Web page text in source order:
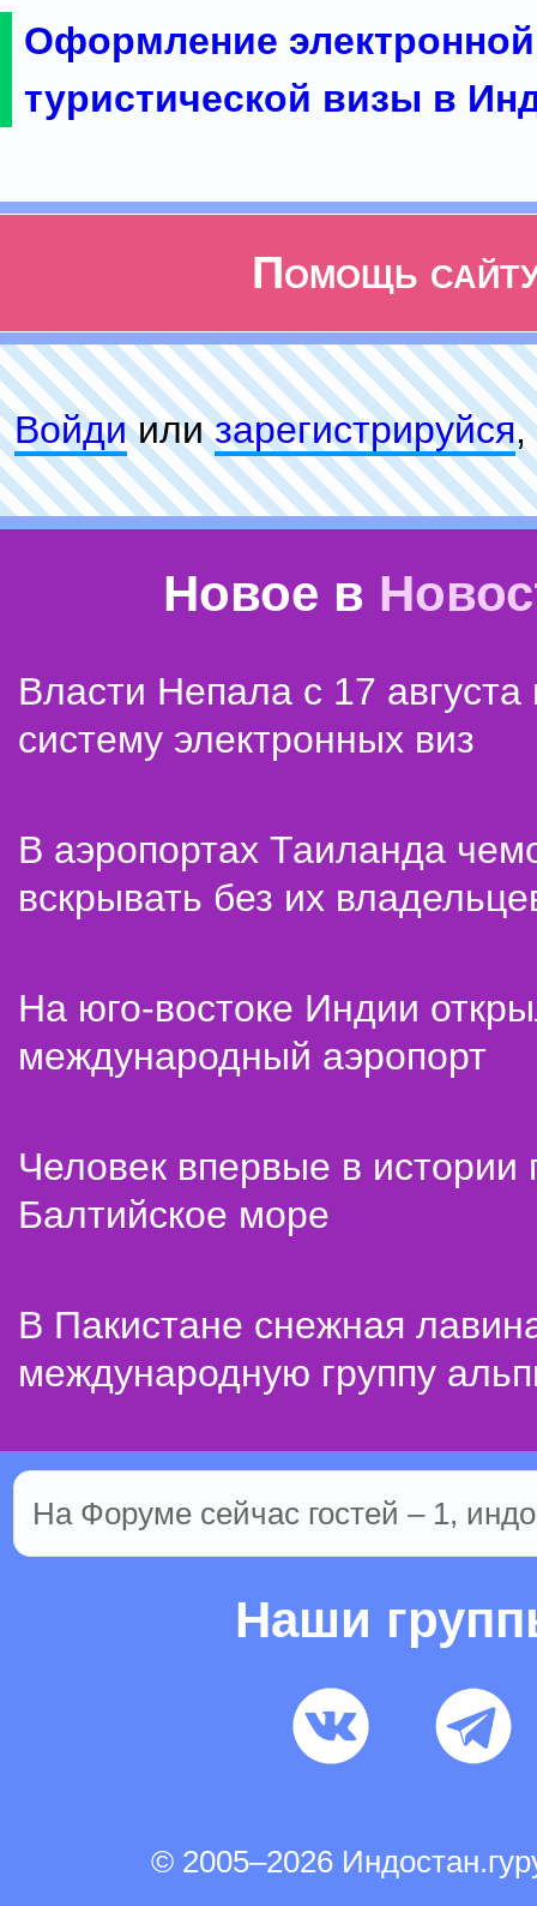
Оформление электронной
туристической визы в
Помощь
Войдиилизарeгиcтpируйся,
Новое в
Власти Непала с 17 августа
систему электронных виз
В аэропортах Таиланда
вскрывать без их
На юго-востоке Индии
международный аэропорт
Человек впервые в истории
Балтийское море
В Пакистане снежная
международную группу
На Форуме сейчас гостей – 1,
Наши
© 2005–2026